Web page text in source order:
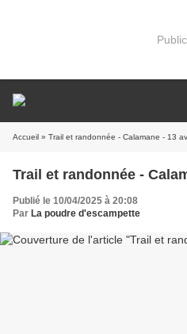
Accueil » Trail et randonnée - Calamane - 13
Trail et randonnée -
Publié le 10/04/2025 à 20:08
Par La poudre d'escampette